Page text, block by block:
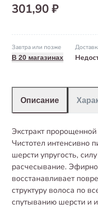
301,90 ₽
Завтра или позже
В 20 магазинах
Описание
Экстракт
Чистотел интенсивно
шерсти упругость,
расчесывание.
восстанавливает
структуру волоса по
спутыванию шерсти и